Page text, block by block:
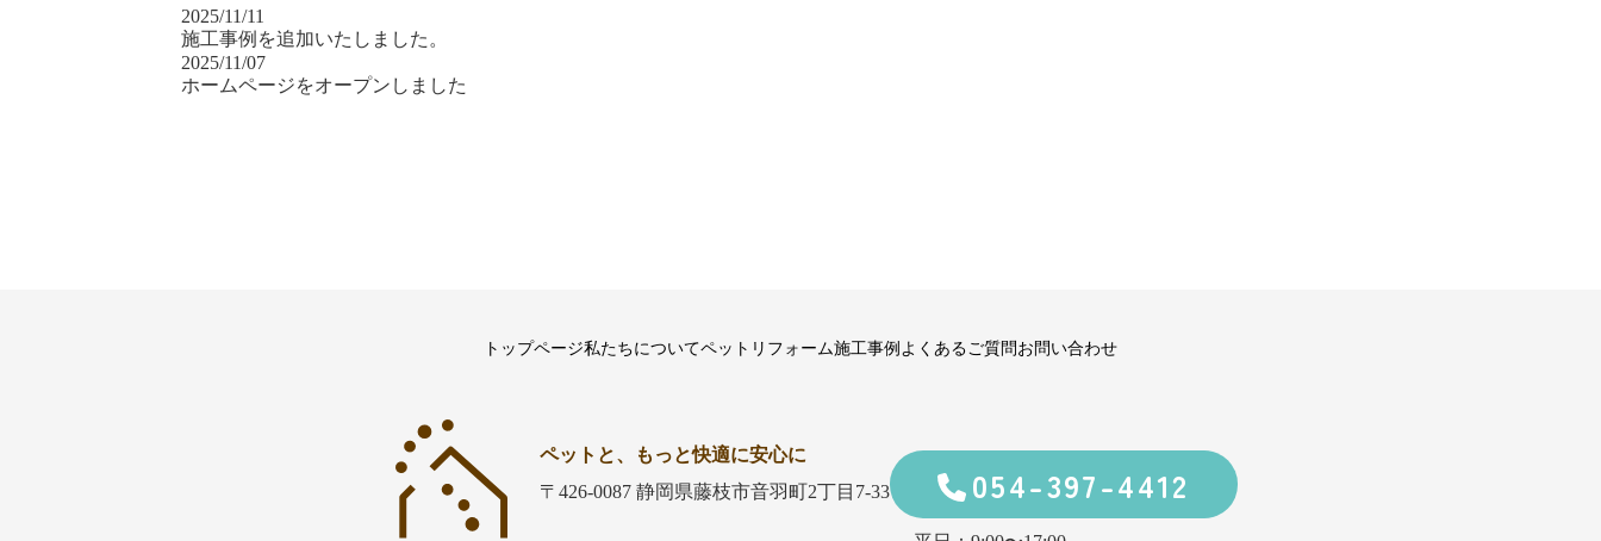
2025/11/11
施工事例を追加いたしました。
2025/11/07
ホームページをオープンしました
トップページ私たちについてペットリフォーム施工事例 よくあるご質問 お問い合わせ
ペットと、もっと快適に安心に
〒426-0087 静岡県藤枝市音羽町2丁目7-33
054-397-4412